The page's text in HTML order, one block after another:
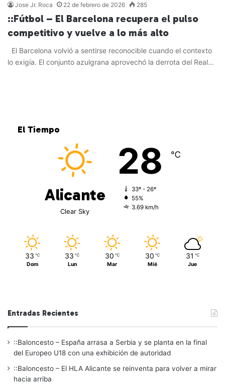
Jose Jr. Roca 22 de febrero de 2026 285
::Fútbol – El Barcelona recupera el pulso
competitivo y vuelve a lo más alto
El Barcelona volvió a sentirse reconocible cuando el contexto
lo exigía. El conjunto azulgrana aprovechó la derrota del Real…
El Tiempo
Alicante
Clear Sky
28 ℃
33º - 26º
55%
3.69 km/h
33 ℃
Dom
33 ℃
Lun
30 ℃
Mar
30 ℃
Mié
31 ℃
Jue
Entradas Recientes
::Baloncesto – España arrasa a Serbia y se planta en la final
del Europeo U18 con una exhibición de autoridad
::Baloncesto – El HLA Alicante se reinventa para volver a mirar
hacia arriba